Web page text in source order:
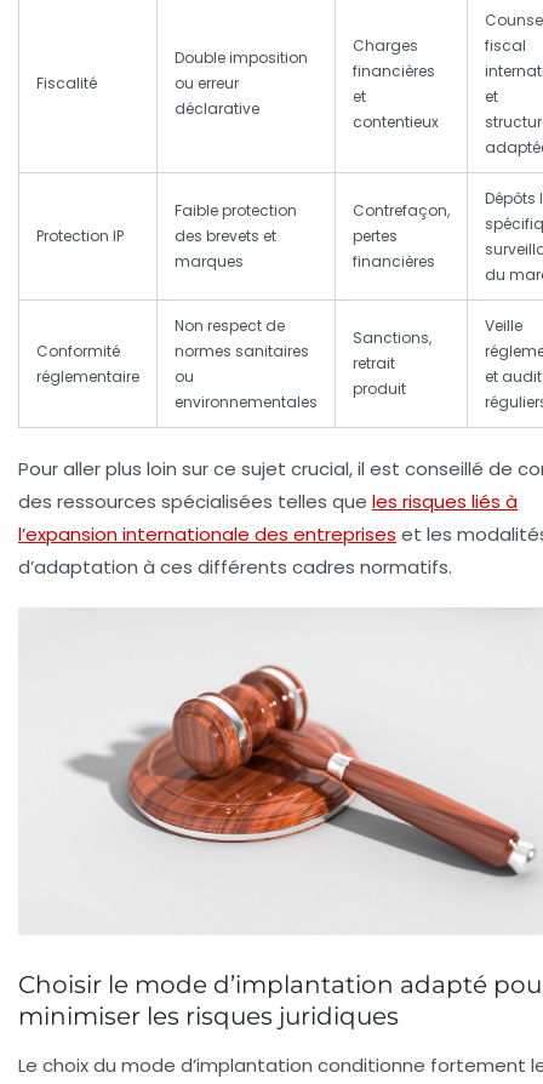
Fiscalité
Double imposition
ou erreur
déclarative
Charges
financières
et
contentieux
fiscal
et
Protection IP
Faible protection
des brevets et
marques
Contrefaçon,
pertes
financières
Dépôts
du
Conformité
réglementaire
Non respect de
normes sanitaires
ou
environnementales
Sanctions,
retrait
produit
Veille
et
Pour aller plus loin sur ce sujet crucial, il est conseillé de
des ressources spécialisées telles que les risques liés à
l’expansion internationale des entreprises et les
d’adaptation à ces différents cadres normatifs.
Choisir le mode d’implantation adapté
minimiser les risques juridiques
Le choix du mode d’implantation conditionne fortement